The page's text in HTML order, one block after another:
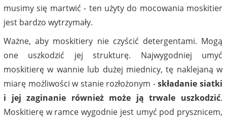
musimy się martwić - ten użyty do mocowania moskitier
jest bardzo wytrzymały.
Ważne, aby moskitiery nie czyścić detergentami. Mogą
one uszkodzić jej strukturę. Najwygodniej umyć
moskitierę w wannie lub dużej miednicy, tę naklejaną w
miarę możliwości w stanie rozłożonym -składanie siatki
i jej zaginanie również może ją trwale uszkodzić.
Moskitierę w ramce wygodnie jest umyć pod prysznicem,